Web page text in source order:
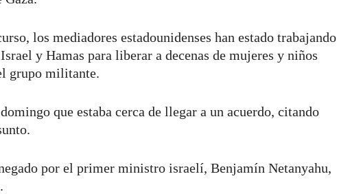
los mediadores estadounidenses han estado trabajando
y Hamas para liberar a decenas de mujeres y niños
grupo militante.
que estaba cerca de llegar a un acuerdo, citando
por el primer ministro israelí, Benjamín Netanyahu,